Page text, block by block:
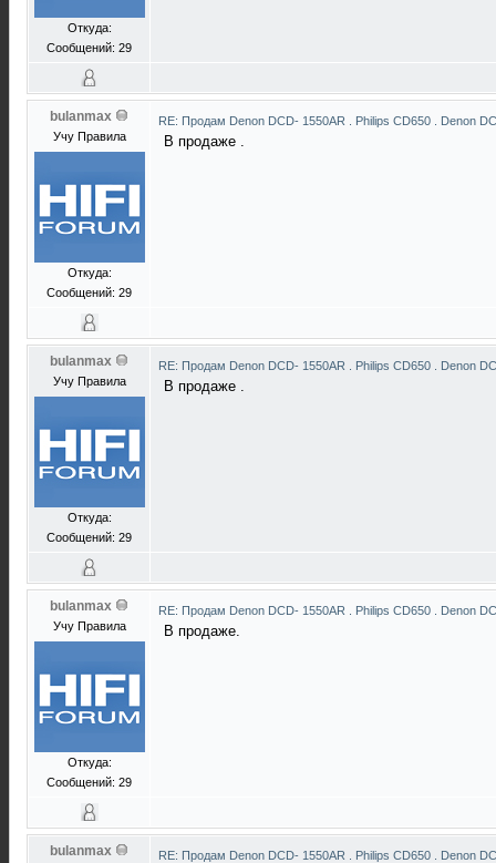
Откуда:
Сообщений: 29
bulanmax
Учу Правила
Откуда:
Сообщений: 29
RE: Продам Denon DCD- 1550AR . Philips CD650 . Denon
В продаже .
bulanmax
Учу Правила
Откуда:
Сообщений: 29
RE: Продам Denon DCD- 1550AR . Philips CD650 . Denon
В продаже .
bulanmax
Учу Правила
Откуда:
Сообщений: 29
RE: Продам Denon DCD- 1550AR . Philips CD650 . Denon
В продаже.
bulanmax RE: Продам Denon DCD- 1550AR . Philips CD650 . Denon